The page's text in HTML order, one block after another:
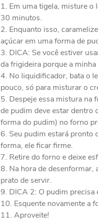
Em uma tigela, misture o
30 minutos.
Enquanto isso,
açúcar em uma forma de
DICA: Se você estiver
da frigideira porque a
No liquidificador, bata o
pouco, só para misturar o
Despeje essa mistura na
de pudim deve estar dentro
forma do pudim) no forno
Seu pudim estará pronto
forma, ele ficar firme.
Retire do forno e deixe
Na hora de desenformar,
prato de servir.
DICA 2: O pudim precisa
Esquente novamente a
Aproveite!